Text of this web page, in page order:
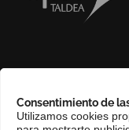
Consentimiento de
Utilizamos cookies